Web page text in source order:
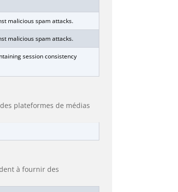
malicious spam attacks.
malicious spam attacks.
session consistency
plateformes de médias
à fournir des